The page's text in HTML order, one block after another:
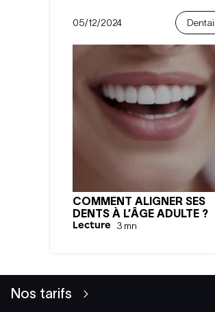
05/12/2024
COMMENT ALIGNER SES
DENTS À L’ÂGE ADULTE ?
Lecture 3 mn
Nos tarifs